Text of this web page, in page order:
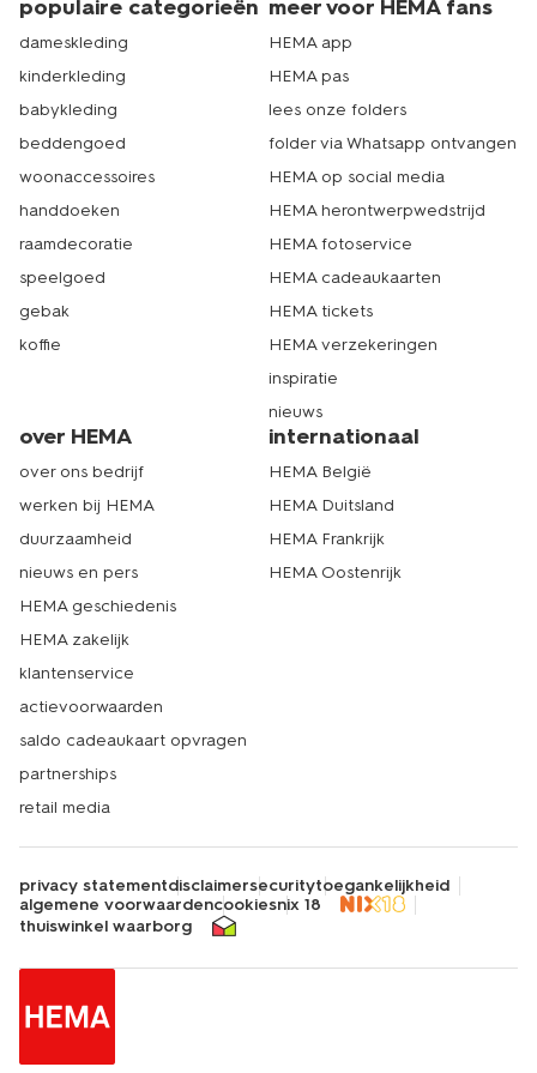
populaire categorieën
dameskleding
kinderkleding
babykleding
beddengoed
woonaccessoires
handdoeken
raamdecoratie
speelgoed
gebak
koffie
meer voor HEMA fans
HEMA app
HEMA pas
lees onze folders
folder via Whatsapp ontvangen
HEMA op social media
HEMA herontwerpwedstrijd
HEMA fotoservice
HEMA cadeaukaarten
HEMA tickets
HEMA verzekeringen
inspiratie
nieuws
over HEMA
over ons bedrijf
werken bij HEMA
duurzaamheid
nieuws en pers
HEMA geschiedenis
HEMA zakelijk
klantenservice
actievoorwaarden
saldo cadeaukaart opvragen
partnerships
retail media
internationaal
HEMA België
HEMA Duitsland
HEMA Frankrijk
HEMA Oostenrijk
privacy statementdisclaimersecuritytoegankelijkheid
algemene voorwaardencookiesnix 18
thuiswinkel waarborg